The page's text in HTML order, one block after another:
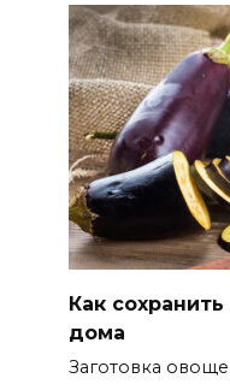
Как
дома
Заготовка